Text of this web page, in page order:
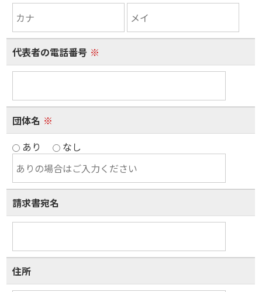
代表者の電話番号 ※
団体名 ※
あり
なし
請求書宛名
住所